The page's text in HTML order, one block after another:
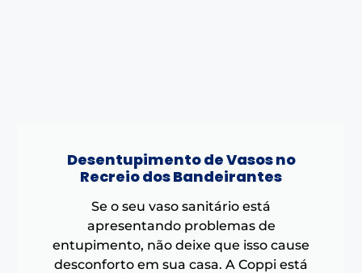
Desentupimento de Vasos no
Recreio dos Bandeirantes
Se o seu vaso sanitário está
apresentando problemas de
entupimento, não deixe que isso cause
desconforto em sua casa. A Coppi está